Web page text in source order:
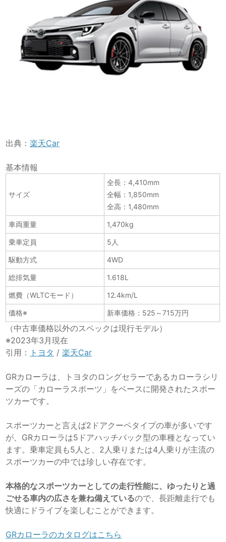
出典：楽天Car
基本情報
サイズ
全長：4,410mm
全幅：1,850mm
全高：1,480mm
車両重量 1,470kg
乗車定員 5人
駆動方式 4WD
総排気量 1.618L
燃費（WLTCモード） 12.4km/L
価格※ 新車価格：525～715万円
（中古車価格以外のスペックは現行モデル）
※2023年3月現在
引用：
トヨタ /楽天Car
GRカローラは、トヨタのロングセラーであるカローラシリ
ーズの「カローラスポーツ」をベースに開発されたスポー
ツカーです。
スポーツカーと言えば2ドアクーペタイプの車が多いです
が、GRカローラは5ドアハッチバック型の車種となってい
ます。乗車定員も5人と、2人乗りまたは4人乗りが主流の
スポーツカーの中では珍しい存在です。
本格的なスポーツカーとしての走行性能に、ゆったりと過
ごせる車内の広さを兼ね備えているので、長距離走行でも
快適にドライブを楽しむことができます。
GRカローラのカタログはこちら